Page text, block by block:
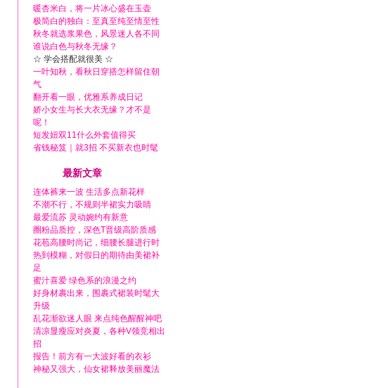
暖杏米白，将一片冰心盛在玉壶
极简白的独白：至真至纯至情至性
秋冬就选浆果色，风景迷人各不同
谁说白色与秋冬无缘？
☆ 学会搭配就很美 ☆
一叶知秋，看秋日穿搭怎样留住朝
气
翻开看一眼，优雅系养成日记
娇小女生与长大衣无缘？才不是
呢！
短发妞双11什么外套值得买
省钱秘笈｜就3招 不买新衣也时髦
最新文章
连体裤来一波 生活多点新花样
不潮不行，不规则半裙实力吸睛
最爱流苏 灵动婉约有新意
圈粉品质控，深色T晋级高阶质感
花苞高腰时尚记，细腰长腿进行时
热到模糊，对假日的期待由美裙补
足
蜜汁喜爱 绿色系的浪漫之约
好身材裹出来，围裹式裙装时髦大
升级
乱花渐欲迷人眼 来点纯色醒醒神吧
清凉显瘦应对炎夏，各种V领竞相出
招
报告！前方有一大波好看的衣衫
神秘又强大，仙女裙释放美丽魔法